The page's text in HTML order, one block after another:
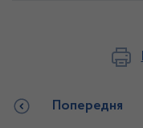
Попередня